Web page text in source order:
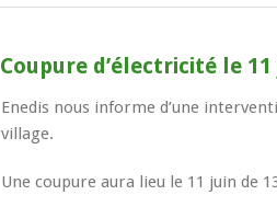
Coupure d’électricité le
Enedis nous informe d’une
village.
Une coupure aura lieu le 11 juin de